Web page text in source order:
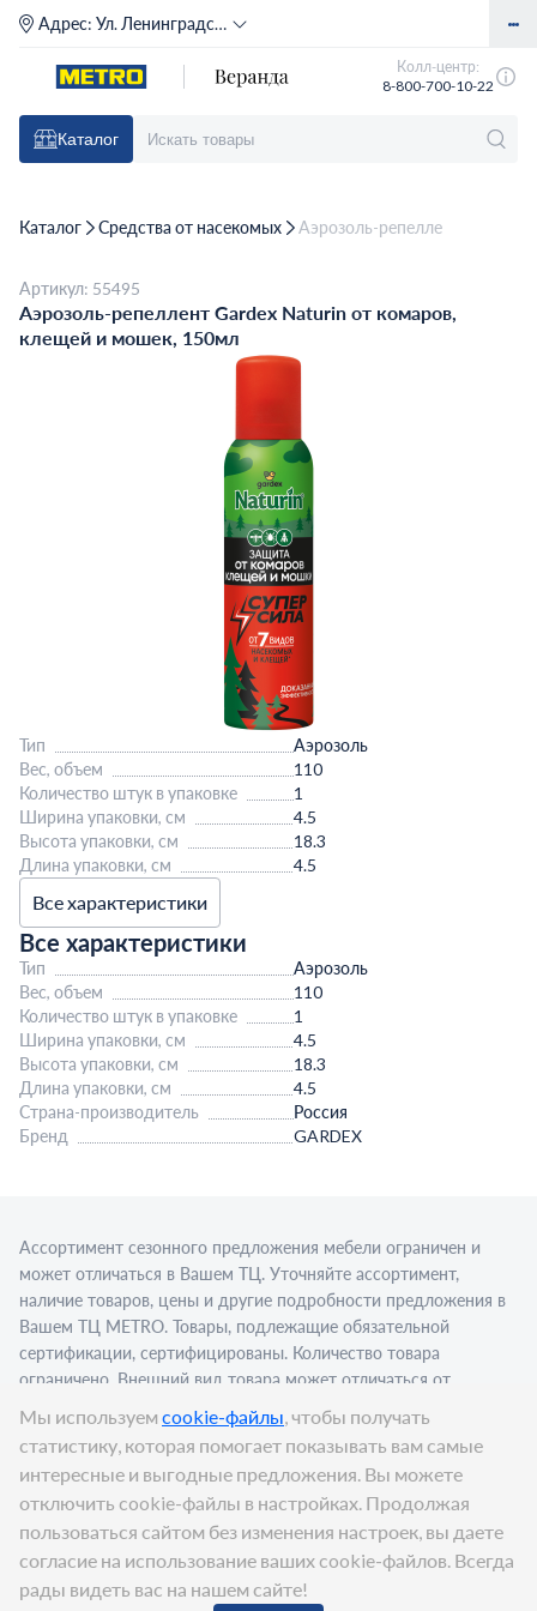
Адрес: Ул. Ленинградское шоссе, д. 71Г (м. Речной вокзал)
Колл-центр:
8-800-700-10-22
Каталог
Каталог Средства от насекомых Аэрозоль-репеллент Gardex
Артикул: 55495
Аэрозоль-репеллент Gardex Naturin от комаров,
клещей и мошек, 150мл
Тип
Аэрозоль
Вес, объем
110
Количество штук в упаковке
1
Ширина упаковки, см
4.5
Высота упаковки, см
18.3
Длина упаковки, см
4.5
Все характеристики
Все характеристики
Тип
Аэрозоль
Вес, объем
110
Количество штук в упаковке
1
Ширина упаковки, см
4.5
Высота упаковки, см
18.3
Длина упаковки, см
4.5
Страна-производитель
Россия
Бренд
GARDEX
Цена:
Ассортимент сезонного предложения мебели ограничен и
может отличаться в Вашем ТЦ. Уточняйте ассортимент,
наличие товаров, цены и другие подробности предложения в
Вашем ТЦ МЕТRО. Товары, подлежащие обязательной
сертификации, сертифицированы. Количество товара
ограничено. Внешний вид товара может отличаться от
изображения в рекламном материале. Для приобретения
алкогольной продукции для последующей реализации
требуется алкогольная лицензия. Представлен пример
сервировки в стационарном торговом объекте.
Мы используем cookie-файлы, чтобы получать
статистику, которая помогает показывать вам самые
интересные и выгодные предложения. Вы можете
отключить cookie-файлы в настройках. Продолжая
пользоваться сайтом без изменения настроек, вы даете
согласие на использование ваших cookie-файлов. Всегда
рады видеть вас на нашем сайте!